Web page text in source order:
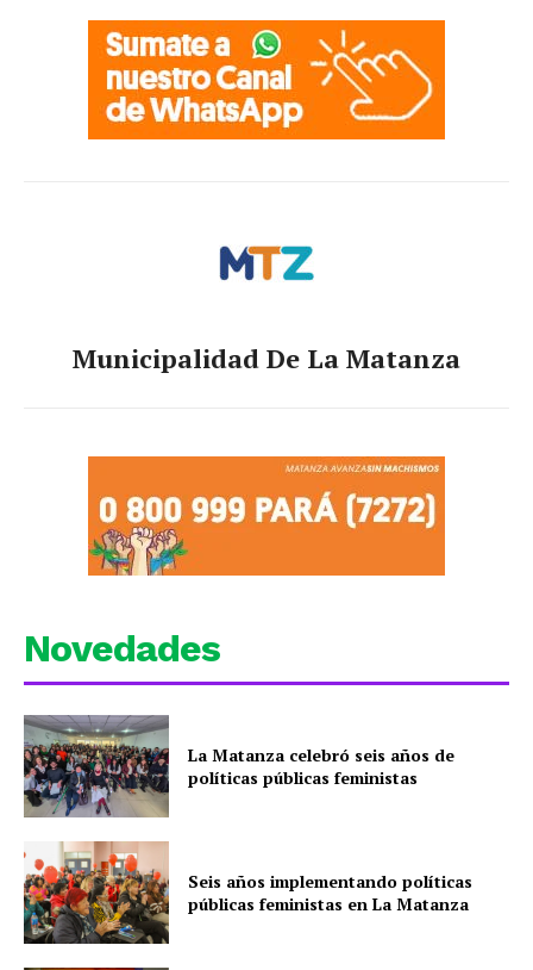
Municipalidad De La Matanza
Novedades
La Matanza celebró seis años de
políticas públicas feministas
Seis años implementando políticas
públicas feministas en La Matanza